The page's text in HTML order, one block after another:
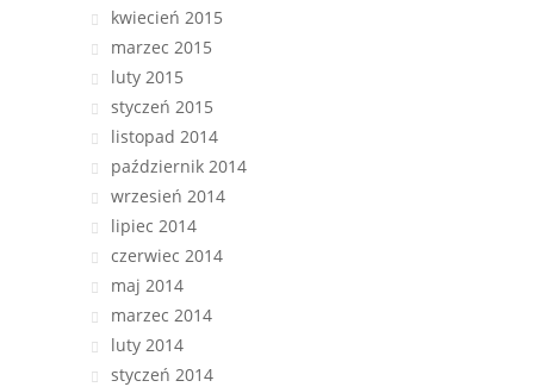
kwiecień 2015
marzec 2015
luty 2015
styczeń 2015
listopad 2014
październik 2014
wrzesień 2014
lipiec 2014
czerwiec 2014
maj 2014
marzec 2014
luty 2014
styczeń 2014